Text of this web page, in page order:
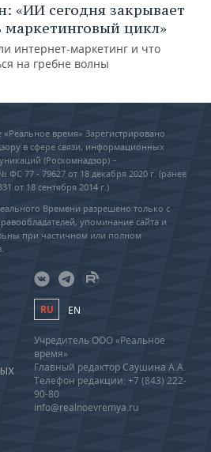
«ИИ сегодня закрывает
маркетинговый цикл»
интернет-маркетинг и что
на гребне волны
«Реальное время» Зарегистрировано
в сфере связи, информационных
(Роскомнадзор) –
77 - 79627 от 18 декабря 2020 г. (ранее
от 18 сентября 2014 г.)
Времени разрешено только с
упоминание сайта и
при частичном или полном
RU EN
Учредитель ООО «Реальное
время»
Главный редактор Саушина А.А.
Телефон редакции: +7 (843) 222-
90-80
info@realnoevremya.ru